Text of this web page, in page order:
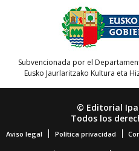
Subvencionada por el
Eusko Jaurlaritzako Kultura eta
© Editorial
Todos los
Aviso legal Política privacidad